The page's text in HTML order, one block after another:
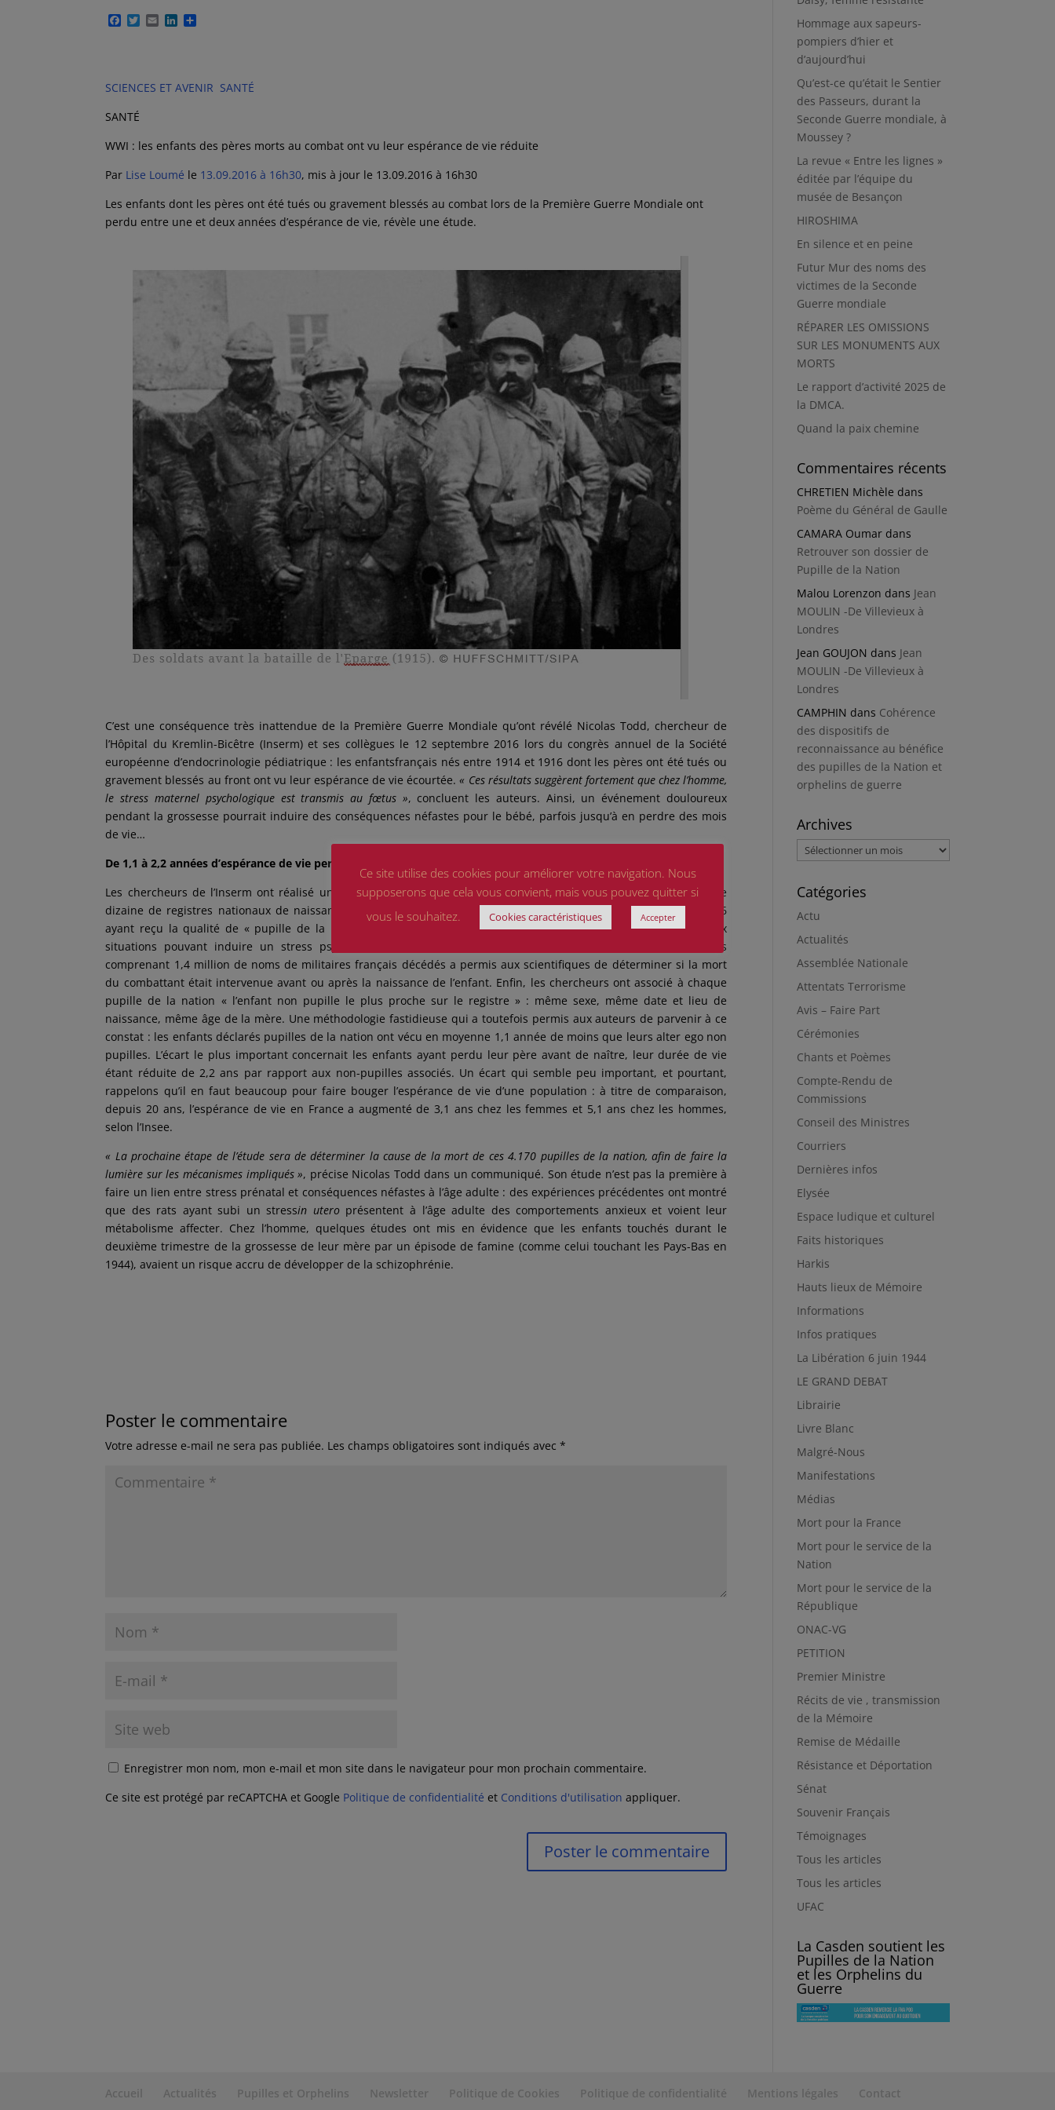
F
o
o
T
e
r
E L
d
I
g
e
SCIENCES ET AVENIR SANTÉ
SANTÉ
WWI : les enfants des pères morts au combat ont vu leur espérance de vie réduite
Par Lise Loumé le 13.09.2016 à 16h30, mis à jour le 13.09.2016 à 16h30
Les enfants dont les pères ont été tués ou gravement blessés au combat lors de la Première Guerre Mondiale ont
perdu entre une et deux années d’espérance de vie, révèle une étude.
C’est une conséquence très inattendue de la Première Guerre Mondiale qu’ont révélé Nicolas Todd, chercheur de
l’Hôpital du Kremlin-Bicêtre (Inserm) et ses collègues le 12 septembre 2016 lors du congrès annuel de la Société
européenne d’endocrinologie pédiatrique : les enfantsfrançais nés entre 1914 et 1916 dont les pères ont été tués ou
gravement blessés au front ont vu leur espérance de vie écourtée.« Ces résultats suggèrent fortement que chez l’homme,
le stress maternel psychologique est transmis au fœtus », concluent les auteurs. Ainsi, un événement douloureux
pendant la grossesse pourrait induire des conséquences néfastes pour le bébé, parfois jusqu’à en perdre des mois
de vie…
De 1,1 à 2,2 années d’espérance de vie perdues
Les chercheurs de l’Inserm ont réalisé un véritable travail de fourmi pour réaliser leur étude : ils ont scruté une
dizaine de registres nationaux de naissance afin d’identifier 4.170 enfants nés entre août 1914 et décembre 1916
ayant reçu la qualité de « pupille de la nation », leur père étant décédé ou gravement blessé au combat, deux
situations pouvant induire un stress psychologique important chez la mère. De plus, une base de données
comprenant 1,4 million de noms de militaires français décédés a permis aux scientifiques de déterminer si la mort
du combattant était intervenue avant ou après la naissance de l’enfant. Enfin, les chercheurs ont associé à chaque
pupille de la nation « l’enfant non pupille le plus proche sur le registre » : même sexe, même date et lieu de
naissance, même âge de la mère. Une méthodologie fastidieuse qui a toutefois permis aux auteurs de parvenir à ce
constat : les enfants déclarés pupilles de la nation ont vécu en moyenne 1,1 année de moins que leurs alter ego non
pupilles. L’écart le plus important concernait les enfants ayant perdu leur père avant de naître, leur durée de vie
étant réduite de 2,2 ans par rapport aux non-pupilles associés. Un écart qui semble peu important, et pourtant,
rappelons qu’il en faut beaucoup pour faire bouger l’espérance de vie d’une population : à titre de comparaison,
depuis 20 ans, l’espérance de vie en France a augmenté de 3,1 ans chez les femmes et 5,1 ans chez les hommes,
selon l’Insee.
« La prochaine étape de l’étude sera de déterminer la cause de la mort de ces 4.170 pupilles de la nation, afin de faire la
lumière sur les mécanismes impliqués », précise Nicolas Todd dans un communiqué. Son étude n’est pas la première à
faire un lien entre stress prénatal et conséquences néfastes à l’âge adulte : des expériences précédentes ont montré
que des rats ayant subi un stressin utero présentent à l’âge adulte des comportements anxieux et voient leur
métabolisme affecter. Chez l’homme, quelques études ont mis en évidence que les enfants touchés durant le
deuxième trimestre de la grossesse de leur mère par un épisode de famine (comme celui touchant les Pays-Bas en
1944), avaient un risque accru de développer de la schizophrénie.
Poster le commentaire
Votre adresse e-mail ne sera pas publiée. Les champs obligatoires sont indiqués avec*
Enregistrer mon nom, mon e-mail et mon site dans le navigateur pour mon prochain commentaire.
Ce site est protégé par reCAPTCHA et Google Politique de confidentialité et Conditions d'utilisation appliquer.
Hommage aux sapeurs-
pompiers d’hier et
d’aujourd’hui
Qu’est-ce qu’était le Sentier
des Passeurs, durant la
Seconde Guerre mondiale, à
Moussey ?
La revue « Entre les lignes »
éditée par l’équipe du
musée de Besançon
HIROSHIMA
En silence et en peine
Futur Mur des noms des
victimes de la Seconde
Guerre mondiale
RÉPARER LES OMISSIONS
SUR LES MONUMENTS AUX
MORTS
Le rapport d’activité 2025 de
la DMCA.
Quand la paix chemine
Commentaires récents
CHRETIEN Michèle dans
Poème du Général de Gaulle
CAMARA Oumar dans
Retrouver son dossier de
Pupille de la Nation
Malou Lorenzon dans Jean
MOULIN -De Villevieux à
Londres
Jean GOUJON dans Jean
MOULIN -De Villevieux à
Londres
CAMPHIN dans Cohérence
des dispositifs de
reconnaissance au bénéfice
des pupilles de la Nation et
orphelins de guerre
Archives
Archives
Catégories
Actu
Actualités
Assemblée Nationale
Attentats Terrorisme
Avis – Faire Part
Cérémonies
Chants et Poèmes
Compte-Rendu de
Commissions
Conseil des Ministres
Courriers
Dernières infos
Elysée
Espace ludique et culturel
Faits historiques
Harkis
Hauts lieux de Mémoire
Informations
Infos pratiques
La Libération 6 juin 1944
LE GRAND DEBAT
Librairie
Livre Blanc
Malgré-Nous
Manifestations
Médias
Mort pour la France
Mort pour le service de la
Nation
Mort pour le service de la
République
ONAC-VG
PETITION
Premier Ministre
Récits de vie , transmission
de la Mémoire
Remise de Médaille
Résistance et Déportation
Sénat
Souvenir Français
Témoignages
Tous les articles
Tous les articles
UFAC
La Casden soutient les
Pupilles de la Nation
et les Orphelins du
Guerre
Accueil Actualités Pupilles et Orphelins Newsletter Politique de Cookies Politique de confidentialité Mentions légales Contact
Ce site utilise des cookies pour améliorer votre navigation. Nous
supposerons que cela vous convient, mais vous pouvez quitter si
vous le souhaitez.
Cookies caractéristiques Accepter